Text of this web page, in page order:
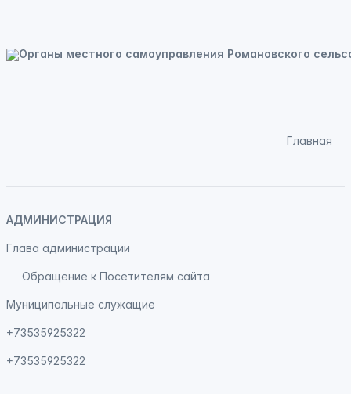
Главная
АДМИНИСТРАЦИЯ
Глава администрации
Обращение к Посетителям сайта
Муниципальные служащие
+73535925322
+73535925322